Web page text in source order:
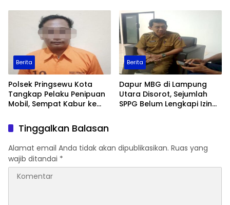
Berita
Polsek Pringsewu Kota
Tangkap Pelaku Penipuan
Mobil, Sempat Kabur ke
Berita
Dapur MBG di Lampung
Utara Disorot, Sejumlah
SPPG Belum Lengkapi Izin
Tinggalkan Balasan
Alamat email Anda tidak akan dipublikasikan. Ruas yang
wajib ditandai *